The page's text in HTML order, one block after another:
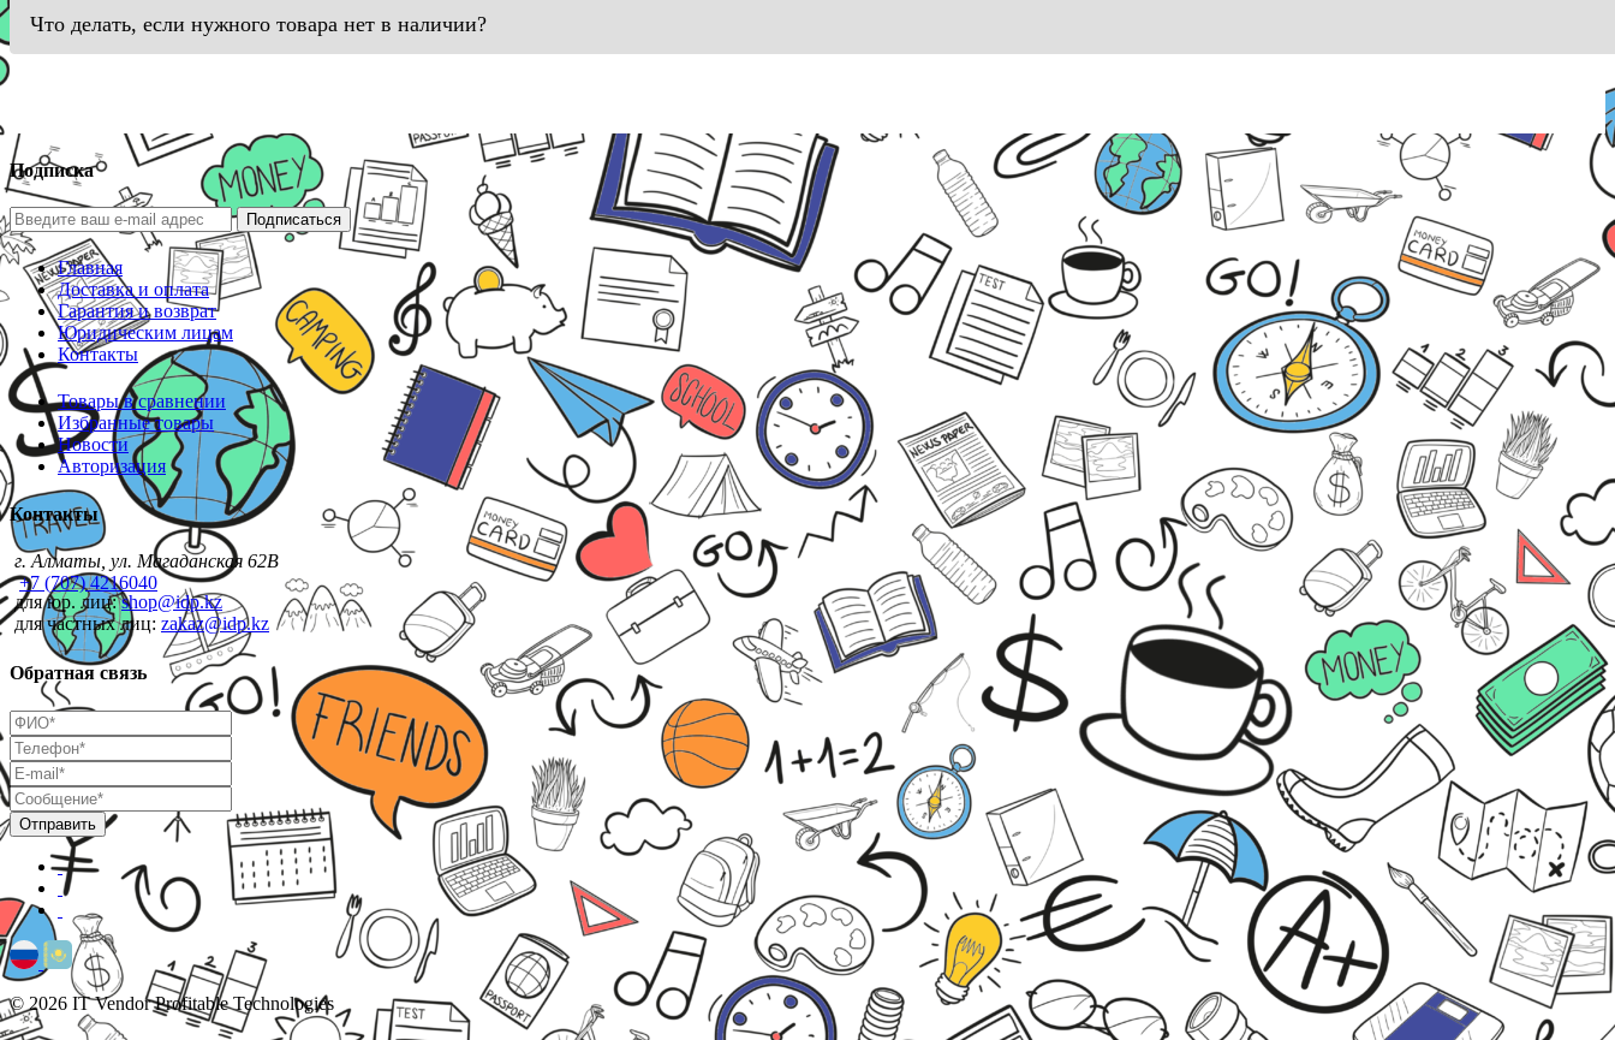
Что делать, если нужного товара нет в наличии?
Подписка
Подписаться
Главная
Доставка и оплата
Гарантия и возврат
Юридическим лицам
Контакты
Товары в сравнении
Избранные товары
Новости
Авторизация
Контакты
г. Алматы, ул. Магаданская 62В
+7 (707) 4216040
для юр. лиц:shop@idp.kz
для частных лиц: zakaz@idp.kz
Обратная связь
© 2026 IT Vendor Profitable Technologies